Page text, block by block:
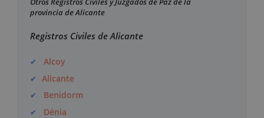
provincia de Alicante
Registros Civiles de Alicante
Alcoy
Alicante
Benidorm
Dénia